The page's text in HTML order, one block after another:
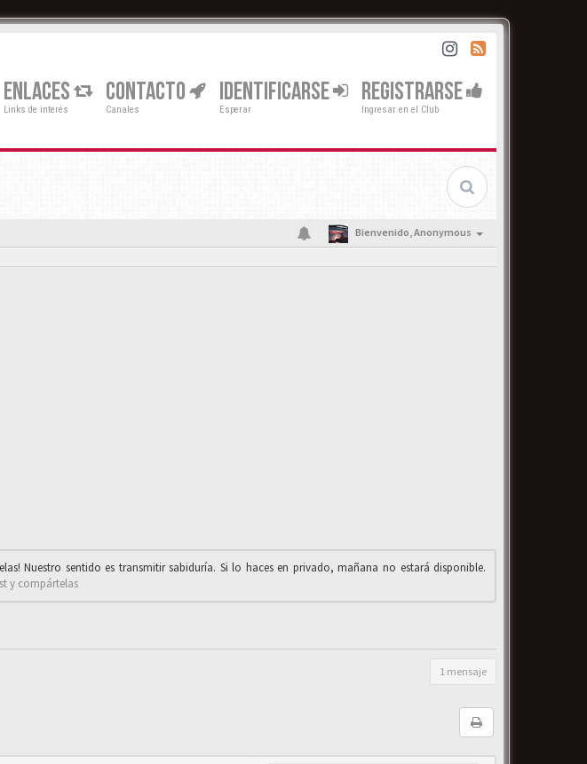
ENLACES
Links de interés
CONTACTO
Canales
IDENTIFICARSE
Esperar
REGISTRARSE
Ingresar en el Club
Bienvenido,Anonymous
Nuestro sentido es transmitir sabiduría. Si lo haces en privado, mañana no estará disponible.
y compártelas
1 mensaje